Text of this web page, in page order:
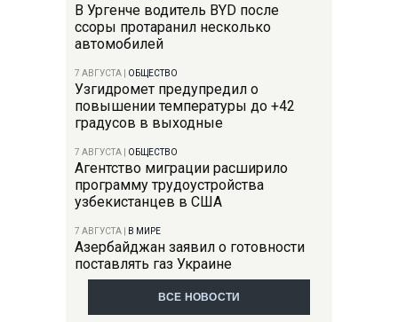
В Ургенче водитель BYD после
ссоры протаранил несколько
автомобилей
7 АВГУСТА ОБЩЕСТВО
Узгидромет предупредил о
повышении температуры до +42
градусов в выходные
7 АВГУСТА ОБЩЕСТВО
Агентство миграции расширило
программу трудоустройства
узбекистанцев в США
7 АВГУСТА В МИРЕ
Азербайджан заявил о готовности
поставлять газ Украине
ВСЕ НОВОСТИ